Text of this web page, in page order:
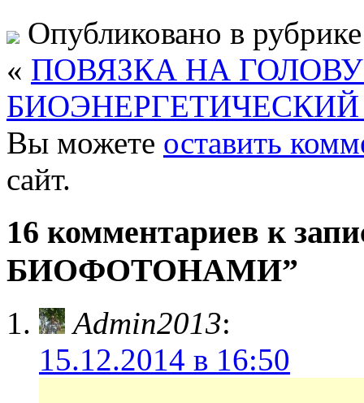
Опубликовано в
« ПОВЯЗКА НА
Вы можете оставить
сайт.
16 комментариев к
БИОФОТОНАМИ”
Admin2013:
15.12.2014 в 16:50